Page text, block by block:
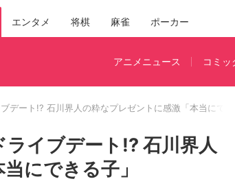
エンタメ 将棋 麻雀 ポーカー
アニメニュース コミッ
デート!? 石川界人の粋なプレゼントに感激「本当にでき
イブデート!? 石川界人
にできる子」